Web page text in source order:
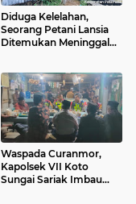
Diduga Kelelahan,
Seorang Petani Lansia
Ditemukan Meninggal
Waspada Curanmor,
Kapolsek VII Koto
Sungai Sariak Imbau